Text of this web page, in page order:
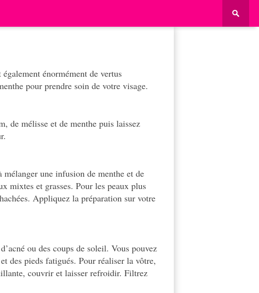
énormément de vertus
pour prendre soin de votre visage.
de mélisse et de menthe puis laissez
une infusion de menthe et de
mixtes et grasses. Pour les peaux plus
Appliquez la préparation sur votre
ou des coups de soleil. Vous pouvez
des pieds fatigués. Pour réaliser la vôtre,
couvrir et laisser refroidir. Filtrez